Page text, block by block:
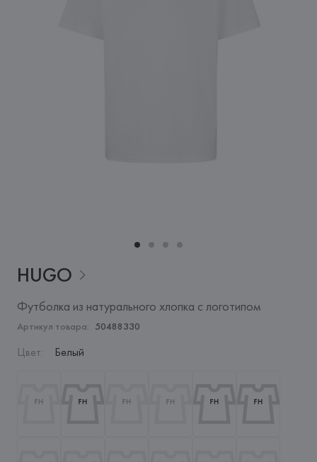
HUGO
Футболка из натурального хлопка с логотипом
Артикул товара: 50488330
Цвет: Белый